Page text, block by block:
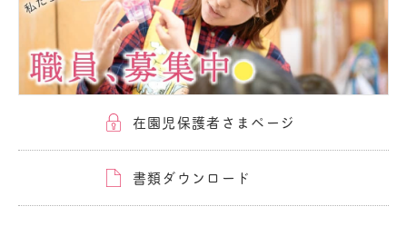
在園児保護者さまページ
書類ダウンロード